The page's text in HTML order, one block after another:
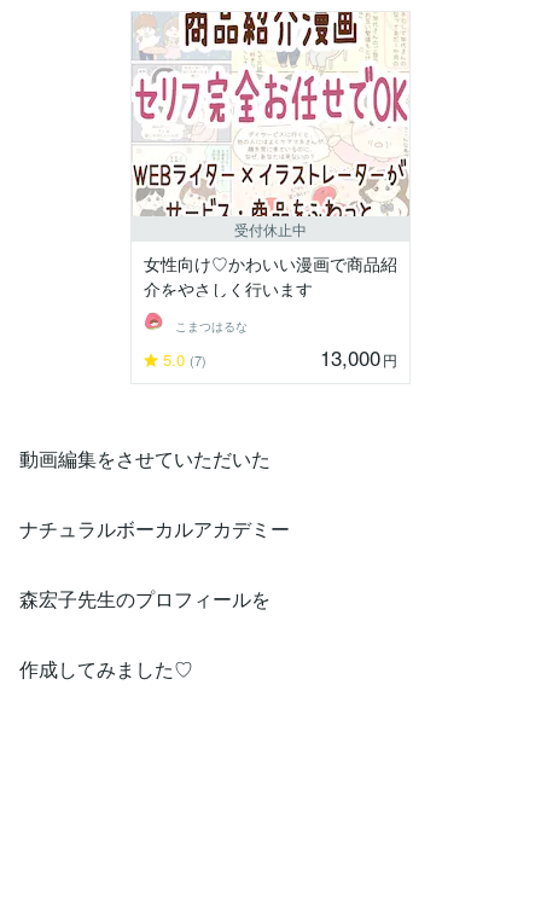
受付休止中
女性向け♡かわいい漫画で商品紹
介をやさしく行います
こまつはるな
5.0 (7) 13,000円
動画編集をさせていただいた
ナチュラルボーカルアカデミー
森宏子先生のプロフィールを
作成してみました♡